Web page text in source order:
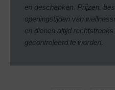
en geschenken. Prijzen,
openingstijden van
en dienen altijd
gecontroleerd te worden.